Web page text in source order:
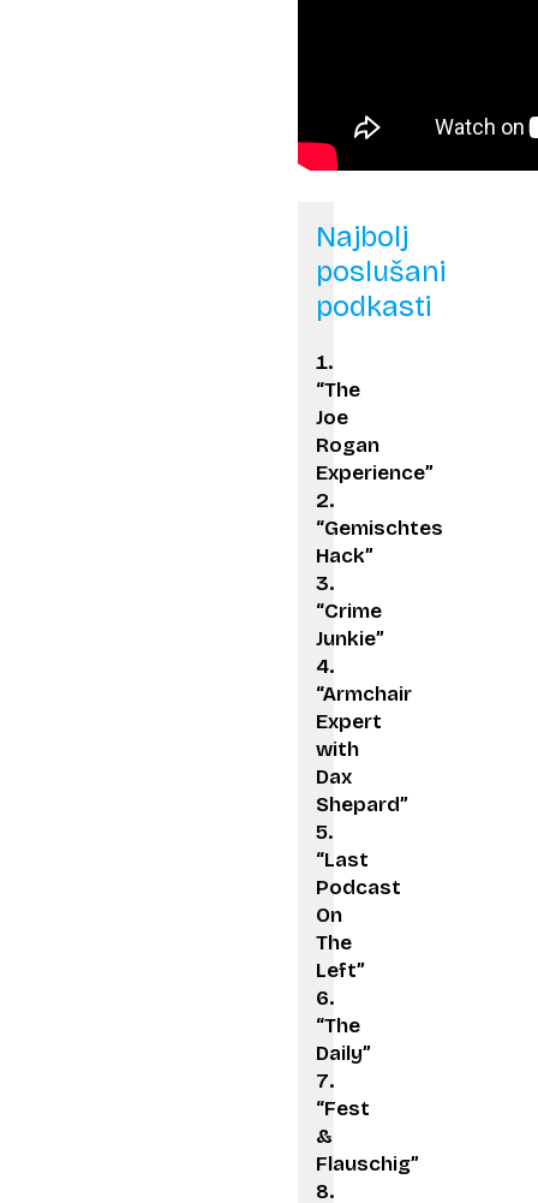
Najbolj
poslušani
podkasti
“The
Joe
Rogan
Experience”
“Gemischtes
Hack”
“Crime
Junkie”
“Armchair
Expert
with
Dax
Shepard”
“Last
Podcast
On
The
Left”
“The
Daily”
“Fest
&
Flauschig”